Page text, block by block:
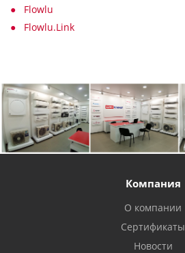
Flowlu
Flowlu.Link
Компания
О компании
Сертификаты
Новости